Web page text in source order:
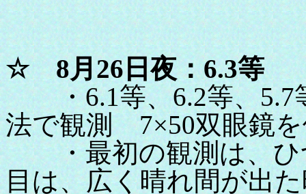
☆ 8月26日夜：6.3等
・6.1等、6.2等、5.7
法で観測 7×50双眼鏡
・最初の観測は、ひ
目は、広く晴れ間が出